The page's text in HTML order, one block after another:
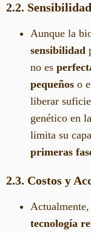
2.2.
Aunque la
sensibilidad
no es
pequeños o
liberar
genético en
limita su
primeras
2.3. Costos y
tecnología